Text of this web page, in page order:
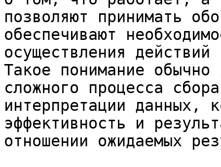
позволяют принимать
обеспечивают
осуществления
Такое понимание обычно
сложного процесса
интерпретации данных,
эффективность и
отношении ожидаемых